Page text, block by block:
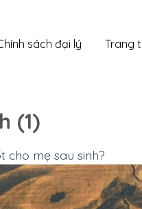
sách đại lý Trang
(1)
cho mẹ sau sinh?